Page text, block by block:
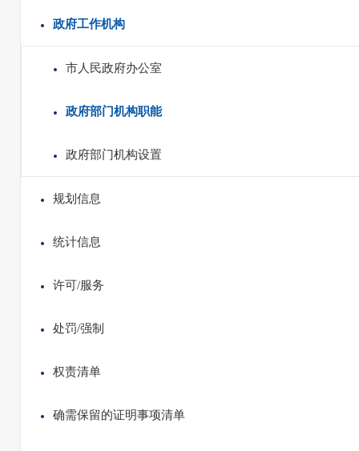
政府工作机构
市人民政府办公室
政府部门机构职能
政府部门机构设置
规划信息
统计信息
许可/服务
处罚/强制
权责清单
确需保留的证明事项清单